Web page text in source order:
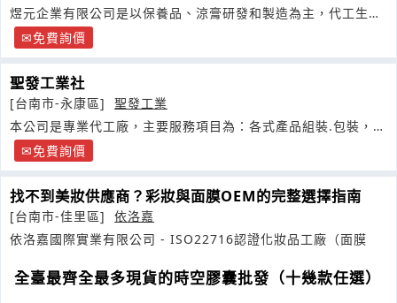
煜元企業有限公司是以保養品、涼膏研發和製造為主，代工生產
涼膏、免費詢價
聖發工業社
[台南市-永康區]
聖發工業
本公司是專業代工廠，主要服務項目為：各式產品組裝.包裝，
OEM免費詢價
找不到美妝供應商？彩妝與面膜OEM的完整選擇指南
[台南市-佳里區]
依洛嘉
依洛嘉國際實業有限公司 - ISO22716認證化妝品工廠（面膜
全臺最齊全最多現貨的時空膠囊批發（十幾款任選）